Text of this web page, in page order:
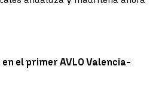
en el primer AVLO Valencia-